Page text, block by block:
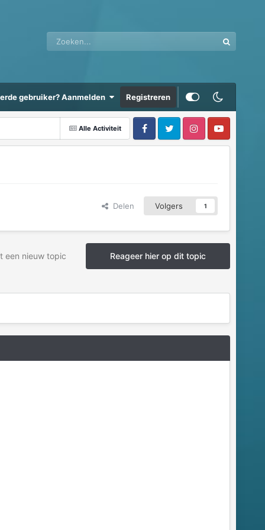
gebruiker? Aanmelden Registreren
Alle Activiteit
Delen Volgers 1
Reageer hier op dit topic
een nieuw topic